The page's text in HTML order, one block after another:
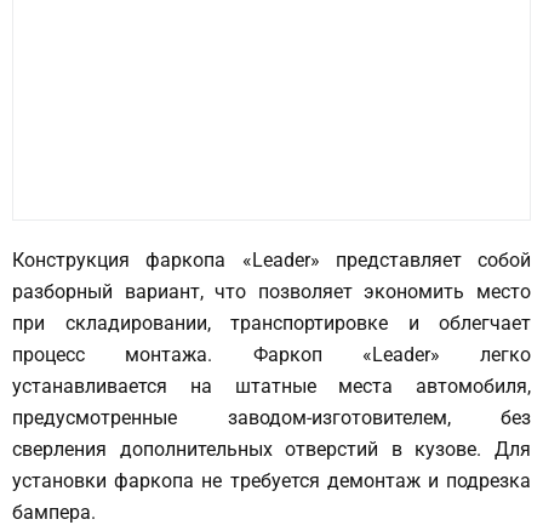
Конструкция фаркопа «Leader» представляет собой
разборный вариант, что позволяет экономить место
при складировании, транспортировке и облегчает
процесс монтажа. Фаркоп «Leader» легко
устанавливается на штатные места автомобиля,
предусмотренные заводом-изготовителем, без
сверления дополнительных отверстий в кузове. Для
установки фаркопа не требуется демонтаж и подрезка
бампера.